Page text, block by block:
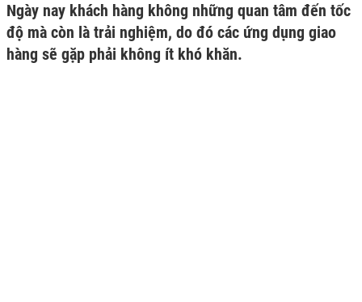
Ngày nay khách hàng không những quan tâm đến tốc
độ mà còn là trải nghiệm, do đó các ứng dụng giao
hàng sẽ gặp phải không ít khó khăn.